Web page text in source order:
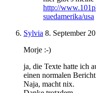
http://
suedamerika/usa
Sylvia 8. September
Morje :-)
ja, die Texte hatte ich
einen normalen
Naja, macht nix.